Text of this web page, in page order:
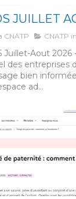
JUILLET
CNATP CNATP
Juillet-Aout 2026
des entreprises
bien
ad...